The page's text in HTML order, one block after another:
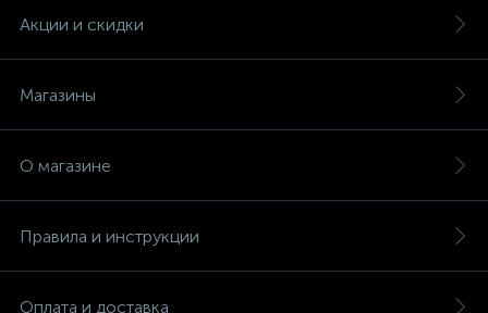
Акции и скидки
Магазины
О магазине
Правила и инструкции
Оплата и доставка